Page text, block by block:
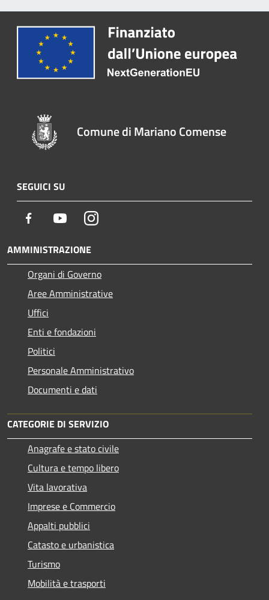
Comune di Mariano Comense
SEGUICI SU
Facebook YoutubeInstagram
AMMINISTRAZIONE
Organi di Governo
Aree Amministrative
Uffici
Enti e fondazioni
Politici
Personale Amministrativo
Documenti e dati
CATEGORIE DI SERVIZIO
Anagrafe e stato civile
Cultura e tempo libero
Vita lavorativa
Imprese e Commercio
Appalti pubblici
Catasto e urbanistica
Turismo
Mobilità e trasporti